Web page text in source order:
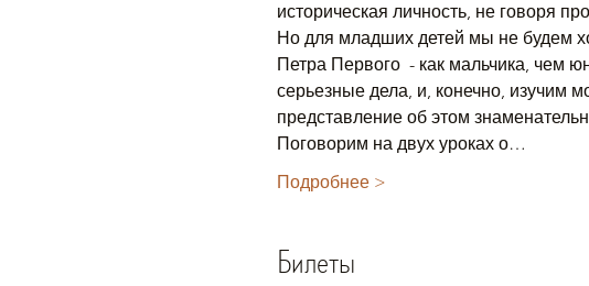
историческая личность, не говоря
Но для младших детей мы не будем
Петра Первого  - как мальчика, чем
серьезные дела, и, конечно, изучим
представление об этом
Поговорим на двух уроках о…
Подробнее >
Билеты